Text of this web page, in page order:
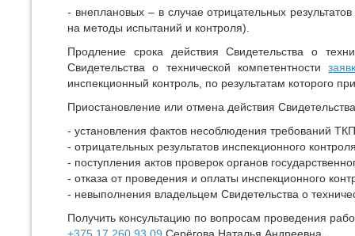
- внеплановых – в случае отрицательных
на методы испытаний и контроля).
Продление срока действия Свидетельства о
Свидетельства о технической компетентности
инспекционный контроль, по результатам которого
Приостановление или отмена действия
- установления фактов несоблюдения требований
- отрицательных результатов инспекционного
- поступления актов проверок органов
- отказа от проведения и оплаты инспекционного
- невыполнения владельцем Свидетельства о
Получить консультацию по вопросам проведения